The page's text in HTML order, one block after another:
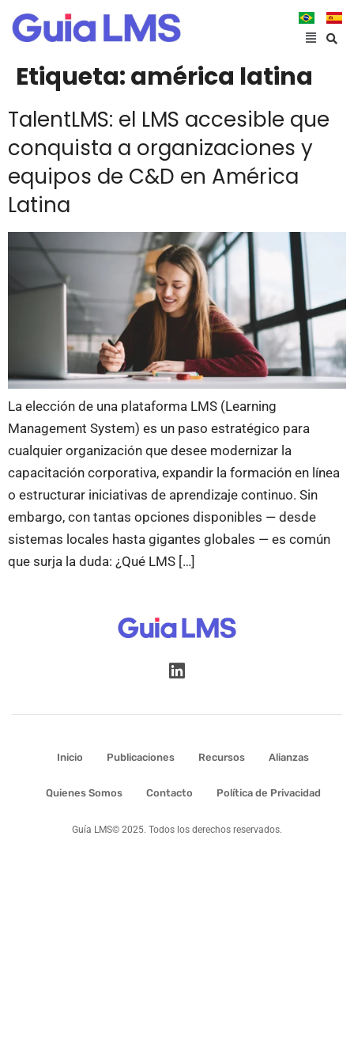
Etiqueta:américa latina
TalentLMS: el LMS accesible que
conquista a organizaciones y
equipos de C&D en América
Latina
La elección de una plataforma LMS (Learning
Management System) es un paso estratégico para
cualquier organización que desee modernizar la
capacitación corporativa, expandir la formación en línea
o estructurar iniciativas de aprendizaje continuo. Sin
embargo, con tantas opciones disponibles — desde
sistemas locales hasta gigantes globales — es común
que surja la duda: ¿Qué LMS […]
Inicio Publicaciones Recursos Alianzas
Quienes Somos Contacto Política de Privacidad
Guía LMS© 2025. Todos los derechos reservados.